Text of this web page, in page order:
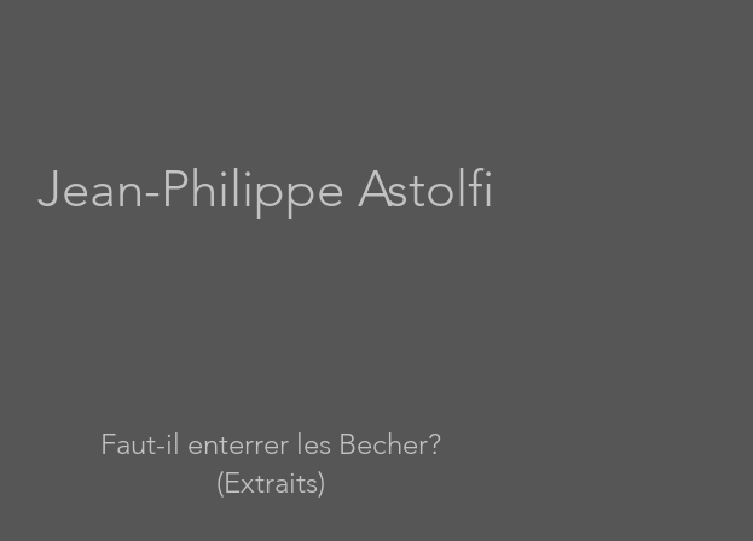
Jean-Philippe Astolfi
Faut-il enterrer les Becher?
(Extraits)